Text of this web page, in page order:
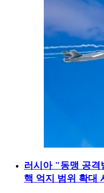
러시아 "동맹 공
핵 억지 범위 확대